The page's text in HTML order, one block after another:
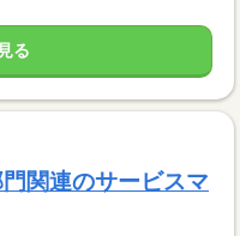
る
関連のサービスマ